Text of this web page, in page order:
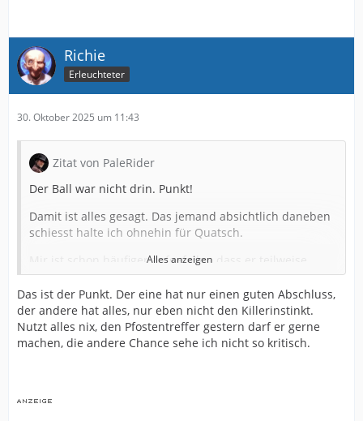
Richie
Erleuchteter
30. Oktober 2025 um 11:43
Zitat von PaleRider
Der Ball war nicht drin. Punkt!
Damit ist alles gesagt. Das jemand absichtlich daneben
schiesst halte ich ohnehin für Quatsch.
Mir ist schon häufiger aufgefallen dass er teilweise
beim Torabschluss es zu genau haben will. Während
ein Grodowski einfach draufhämmert will er es meist
etwas zu genau.
Dennoch. Noah tut unserem Spiel gerade sehr sehr gut.
viel strukturierteres Offensivspiel.
Alles anzeigen
Das ist der Punkt. Der eine hat nur einen guten Abschluss,
der andere hat alles, nur eben nicht den Killerinstinkt.
Nutzt alles nix, den Pfostentreffer gestern darf er gerne
machen, die andere Chance sehe ich nicht so kritisch.